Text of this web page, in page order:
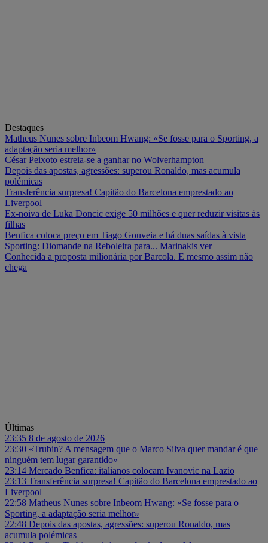
Destaques
Matheus Nunes sobre Inbeom Hwang: «Se fosse para o Sporting, a
adaptação seria melhor»
César Peixoto estreia-se a ganhar no Wolverhampton
Depois das apostas, agressões: superou Ronaldo, mas acumula
polémicas
Transferência surpresa! Capitão do Barcelona emprestado ao
Liverpool
Ex-noiva de Luka Doncic exige 50 milhões e quer reduzir visitas às
filhas
Benfica coloca preço em Tiago Gouveia e há duas saídas à vista
Sporting: Diomande na Reboleira para... Marinakis ver
Conhecida a proposta milionária por Barcola. E mesmo assim não
chega
Últimas
23:35 8 de agosto de 2026
23:30 «Trubin? A mensagem que o Marco Silva quer mandar é que
ninguém tem lugar garantido»
23:14 Mercado Benfica: italianos colocam Ivanovic na Lazio
23:13 Transferência surpresa! Capitão do Barcelona emprestado ao
Liverpool
22:58 Matheus Nunes sobre Inbeom Hwang: «Se fosse para o
Sporting, a adaptação seria melhor»
22:48 Depois das apostas, agressões: superou Ronaldo, mas
acumula polémicas